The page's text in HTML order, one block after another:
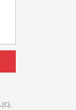
다.